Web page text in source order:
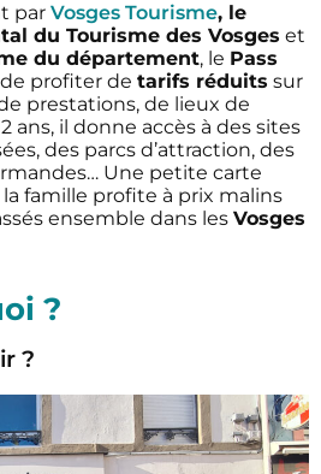
par Vosges Tourisme, le
du Tourisme des Vosges et
du département, le Pass
profiter de tarifs réduits sur
prestations, de lieux de
ans, il donne accès à des sites
des parcs d’attraction, des
Une petite carte
famille profite à prix malins
ensemble dans les Vosges
?
?